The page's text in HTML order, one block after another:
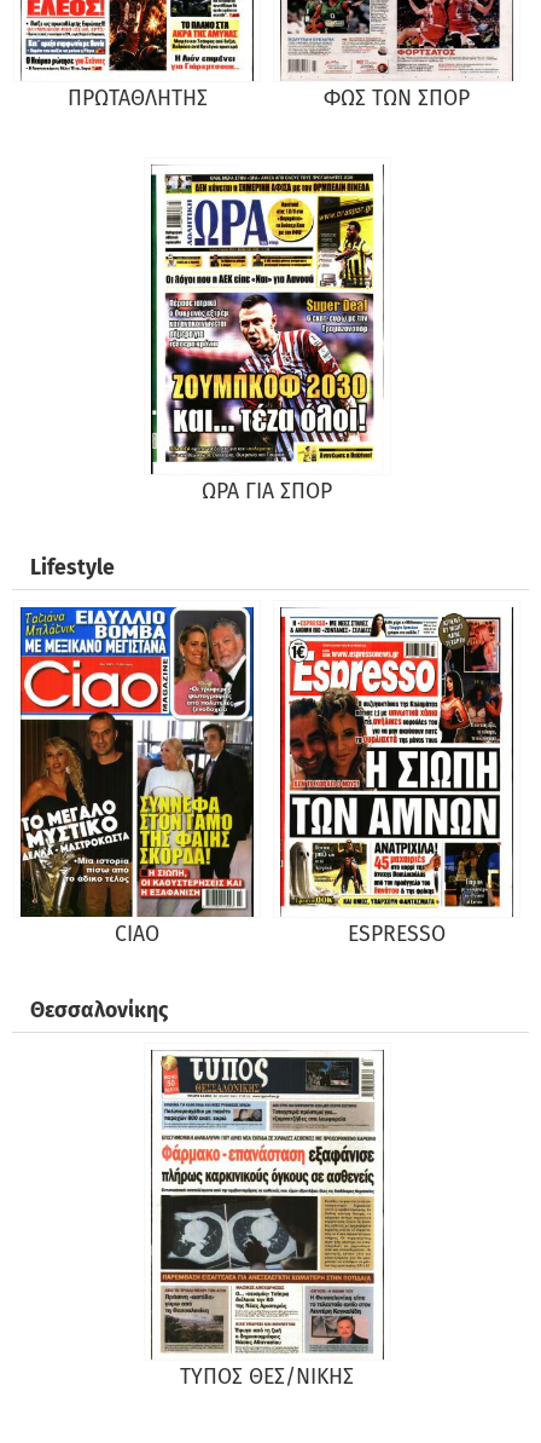
ΠΡΩΤΑΘΛΗΤΗΣ ΦΩΣ ΤΩΝ ΣΠΟΡ
ΩΡΑ ΓΙΑ ΣΠΟΡ
Lifestyle
CIAO ESPRESSO
Θεσσαλονίκης
ΤΥΠΟΣ ΘΕΣ/ΝΙΚΗΣ